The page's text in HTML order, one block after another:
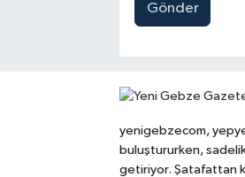
Gönder
yenigebzecom,
buluştururken,
getiriyor. Şatafattan